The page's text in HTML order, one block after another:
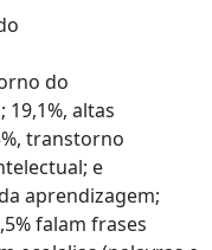
do
altas
transtorno
e
aprendizagem;
falam frases